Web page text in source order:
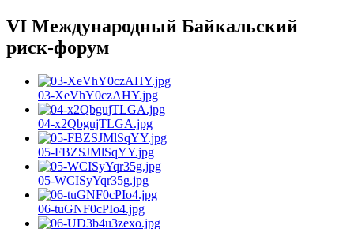
VI Международный Байкальский
риск-форум
03-XeVhY0czAHY.jpg
04-x2QbgujTLGA.jpg
05-FBZSJMlSqYY.jpg
05-WCISyYqr35g.jpg
06-tuGNF0cPIo4.jpg